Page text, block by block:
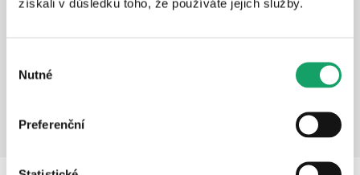
získali v důsledku toho, že používáte jejich služby.
souhlasu
Nutné
Preferenční
a cenově tak zpřístupnit výrobu elektřiny z obnovitelných
Zpět